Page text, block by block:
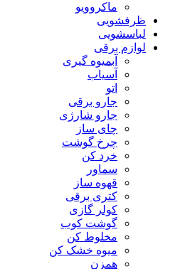
ماکروویو
ظرفشویی
لباسشویی
لوازم برقی
آبمیوه گیری
آسیاب
اتو
جارو برقی
جارو شارژی
چای ساز
چرخ گوشت
خرد کن
سماور
قهوه ساز
کتری برقی
کولر گازی
گوشت کوب
مخلوط کن
میوه خشک کن
همزن